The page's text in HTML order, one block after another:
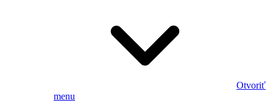
Otvoriť
menu